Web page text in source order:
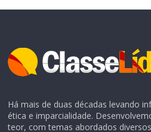
Há mais de duas décadas levando
ética e imparcialidade.
teor, com temas abordados